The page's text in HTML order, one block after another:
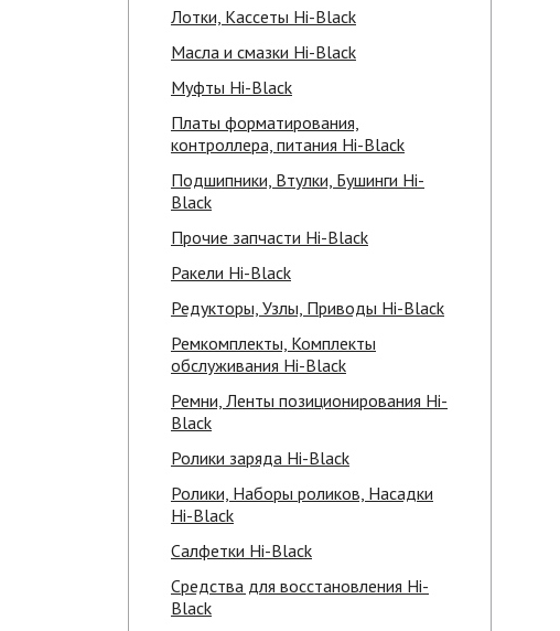
Лотки, Кассеты Hi-Black
Масла и смазки Hi-Black
Муфты Hi-Black
Платы форматирования,
контроллера, питания Hi-Black
Подшипники, Втулки, Бушинги Hi-
Black
Прочие запчасти Hi-Black
Ракели Hi-Black
Редукторы, Узлы, Приводы Hi-Black
Ремкомплекты, Комплекты
обслуживания Hi-Black
Ремни, Ленты позиционирования Hi-
Black
Ролики заряда Hi-Black
Ролики, Наборы роликов, Насадки
Hi-Black
Салфетки Hi-Black
Средства для восстановления Hi-
Black